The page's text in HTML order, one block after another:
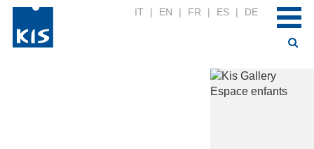
IT | EN | FR | ES | DE